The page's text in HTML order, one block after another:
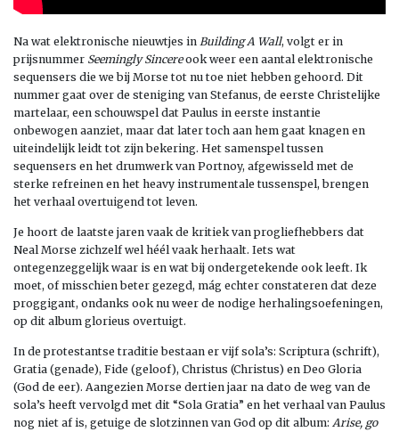
Na wat elektronische nieuwtjes in Building A Wall, volgt er in
prijsnummer Seemingly Sincereook weer een aantal elektronische
sequensers die we bij Morse tot nu toe niet hebben gehoord. Dit
nummer gaat over de steniging van Stefanus, de eerste Christelijke
martelaar, een schouwspel dat Paulus in eerste instantie
onbewogen aanziet, maar dat later toch aan hem gaat knagen en
uiteindelijk leidt tot zijn bekering. Het samenspel tussen
sequensers en het drumwerk van Portnoy, afgewisseld met de
sterke refreinen en het heavy instrumentale tussenspel, brengen
het verhaal overtuigend tot leven.
Je hoort de laatste jaren vaak de kritiek van progliefhebbers dat
Neal Morse zichzelf wel héél vaak herhaalt. Iets wat
ontegenzeggelijk waar is en wat bij ondergetekende ook leeft. Ik
moet, of misschien beter gezegd, mág echter constateren dat deze
proggigant, ondanks ook nu weer de nodige herhalingsoefeningen,
op dit album glorieus overtuigt.
In de protestantse traditie bestaan er vijf sola’s: Scriptura (schrift),
Gratia (genade), Fide (geloof), Christus (Christus) en Deo Gloria
(God de eer). Aangezien Morse dertien jaar na dato de weg van de
sola’s heeft vervolgd met dit “Sola Gratia” en het verhaal van Paulus
nog niet af is, getuige de slotzinnen van God op dit album: Arise, go